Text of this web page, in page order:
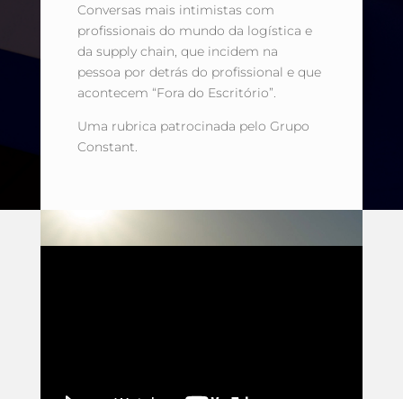
Conversas mais intimistas com
profissionais do mundo da logística e
da supply chain, que incidem na
pessoa por detrás do profissional e que
acontecem “Fora do Escritório”.
Uma rubrica patrocinada pelo Grupo
Constant.